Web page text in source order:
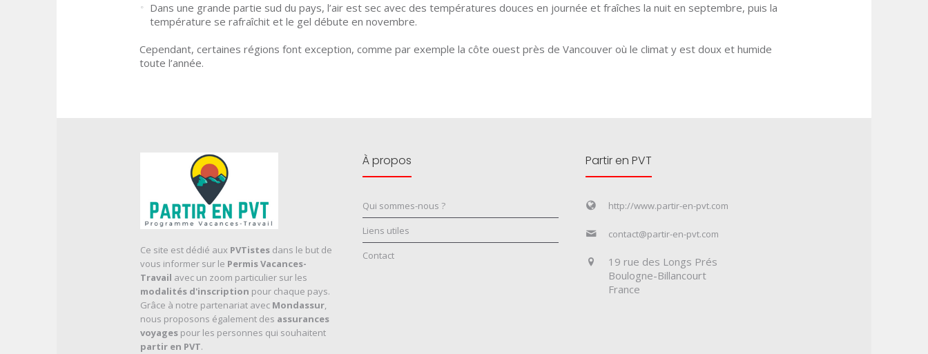
Dans une grande partie sud du pays, l’air est sec avec des températures douces en journée et fraîches la nuit en septembre, puis la
température se rafraîchit et le gel débute en novembre.
Cependant, certaines régions font exception, comme par exemple la côte ouest près de Vancouver où le climat y est doux et humide
toute l’année.
Ce site est dédié aux PVTistesdans le but de
vous informer sur le Permis Vacances-
Travail avec un zoom particulier sur les
modalités d'inscription pour chaque pays.
Grâce à notre partenariat avec Mondassur,
nous proposons également des assurances
voyagespour les personnes qui souhaitent
partir en PVT.
À propos
Qui sommes-nous ?
Liens utiles
Contact
Partir en PVT
http://www.partir-en-pvt.com
contact@partir-en-pvt.com
19 rue des Longs Prés
Boulogne-Billancourt
France